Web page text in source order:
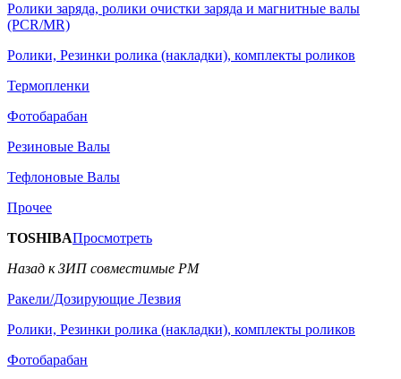
Ролики заряда, ролики очистки заряда и магнитные валы
(PCR/MR)
Ролики, Резинки ролика (накладки), комплекты роликов
Термопленки
Фотобарабан
Резиновые Валы
Тефлоновые Валы
Прочее
TOSHIBAПросмотреть
Назад к ЗИП совместимые РМ
Ракели/Дозирующие Лезвия
Ролики, Резинки ролика (накладки), комплекты роликов
Фотобарабан